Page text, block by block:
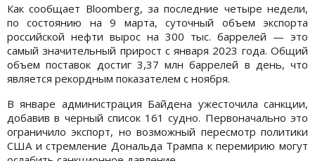
Как сообщает Bloomberg, за последние четыре недели,
по состоянию на 9 марта, суточный объем экспорта
российской нефти вырос на 300 тыс. баррелей — это
самый значительный прирост с января 2023 года. Общий
объем поставок достиг 3,37 млн баррелей в день, что
является рекордным показателем с ноября.
В январе администрация Байдена ужесточила санкции,
добавив в черный список 161 судно. Первоначально это
ограничило экспорт, но возможный пересмотр политики
США и стремление Дональда Трампа к перемирию могут